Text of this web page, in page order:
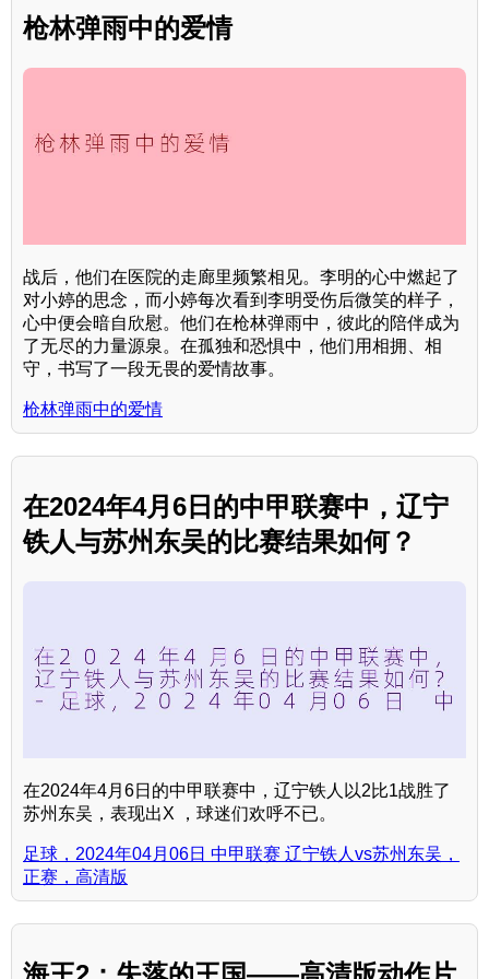
枪林弹雨中的爱情
战后，他们在医院的走廊里频繁相见。李明的心中燃起了
对小婷的思念，而小婷每次看到李明受伤后微笑的样子，
心中便会暗自欣慰。他们在枪林弹雨中，彼此的陪伴成为
了无尽的力量源泉。在孤独和恐惧中，他们用相拥、相
守，书写了一段无畏的爱情故事。
枪林弹雨中的爱情
在2024年4月6日的中甲联赛中，辽宁
铁人与苏州东吴的比赛结果如何？
在2024年4月6日的中甲联赛中，辽宁铁人以2比1战胜了
苏州东吴，表现出X ，球迷们欢呼不已。
足球，2024年04月06日 中甲联赛 辽宁铁人vs苏州东吴，
正赛，高清版